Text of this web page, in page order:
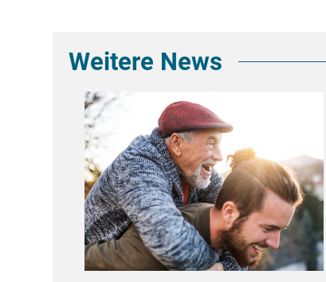
Weitere News